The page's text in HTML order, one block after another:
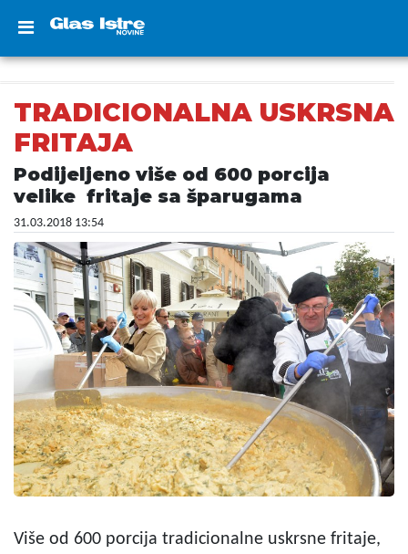
TRADICIONALNA USKRSNA
FRITAJA
Podijeljeno više od 600 porcija
velike fritaje sa šparugama
31.03.2018 13:54
Više od 600 porcija tradicionalne uskrsne fritaje,